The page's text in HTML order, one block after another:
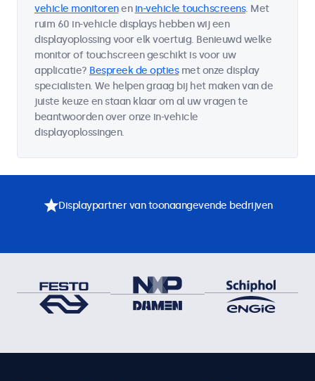
vehicle monitorenen in-vehicle touchscreens. Met
ruim 60 in-vehicle displays hebben wij een
displayoplossing voor elk voertuig. Benieuwd welke
monitor of touchscreen geschikt is voor uw
applicatie? Bespreek de optiesmet onze display
specialisten. We helpen graag bij het maken van de
juiste keuze en staan klaar om al uw vragen te
beantwoorden over onze in-vehicle
displayoplossingen.
Displaypartner van toonaangevende bedrijven